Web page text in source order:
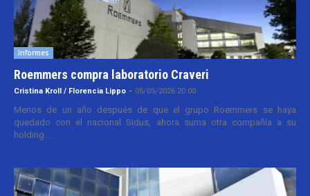
Informes
Roemmers compra laboratorio Craveri
Cristina Kroll / Florencia Lippo - 05/05/2026 20:00
Menos de un año después de que el grupo Roemmers se haya
quedado con el nacional Sidus, ahora suma otra compañía a su
holding....